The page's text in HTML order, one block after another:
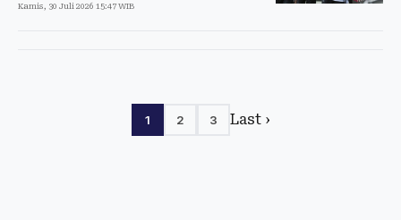
Kamis, 30 Juli 2026 15:47 WIB
1 2 3 Last ›